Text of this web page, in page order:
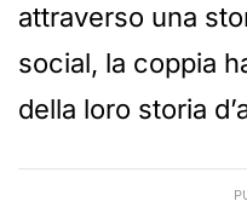
attraverso una
social, la coppia
della loro storia